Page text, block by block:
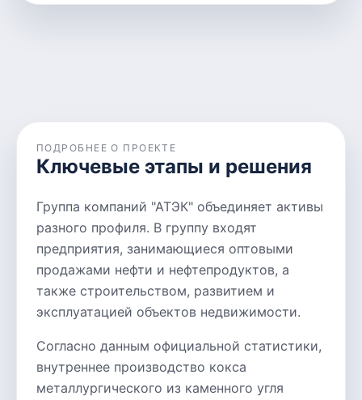
ПОДРОБНЕЕ О ПРОЕКТЕ
Ключевые этапы и решения
Группа компаний "АТЭК" объединяет активы
разного профиля. В группу входят
предприятия, занимающиеся оптовыми
продажами нефти и нефтепродуктов, а
также строительством, развитием и
эксплуатацией объектов недвижимости.
Согласно данным официальной статистики,
внутреннее производство кокса
металлургического из каменного угля